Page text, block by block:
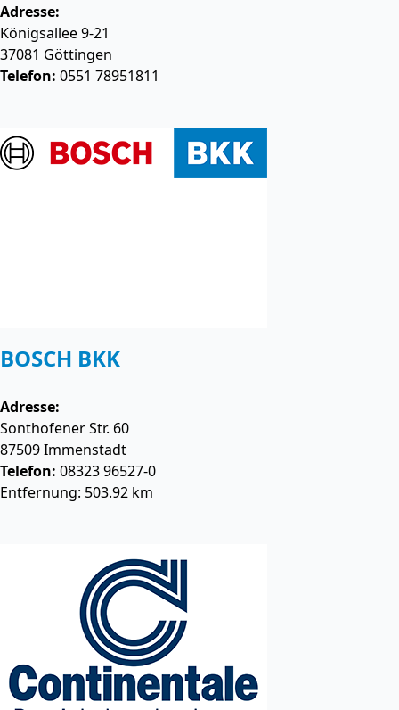
Adresse:
Königsallee 9-21
37081 Göttingen
Telefon: 0551 78951811
BOSCH BKK
Adresse:
Sonthofener Str. 60
87509Immenstadt
Telefon: 08323 96527-0
Entfernung: 503.92 km